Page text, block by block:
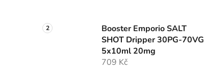
Booster Emporio SALT
SHOT Dripper 30PG-70VG
5x10ml 20mg
709 Kč